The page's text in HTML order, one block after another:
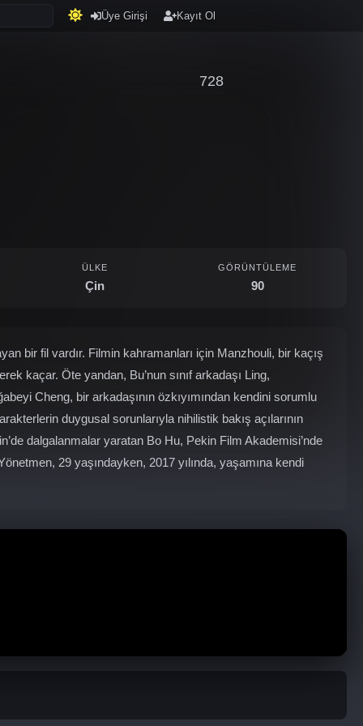
Üye Girişi Kayıt Ol
728
ÜLKE
Çin
GÖRÜNTÜLEME
90
bir fil vardır. Filmin kahramanları için Manzhouli, bir kaçış
kaçar. Öte yandan, Bu’nun sınıf arkadaşı Ling,
Cheng, bir arkadaşının özkıyımından kendini sorumlu
duygusal sorunlarıyla nihilistik bakış açılarının
dalgalanmalar yaratan Bo Hu, Pekin Film Akademisi’nde
29 yaşındayken, 2017 yılında, yaşamına kendi